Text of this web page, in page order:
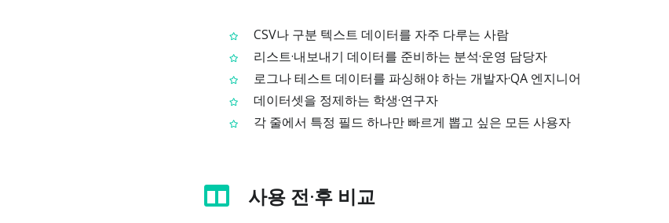
CSV나 구분 텍스트 데이터를 자주 다루는 사람
리스트·내보내기 데이터를 준비하는 분석·운영 담당자
로그나 테스트 데이터를 파싱해야 하는 개발자·QA 엔지니어
데이터셋을 정제하는 학생·연구자
각 줄에서 특정 필드 하나만 빠르게 뽑고 싶은 모든 사용자
사용 전·후 비교